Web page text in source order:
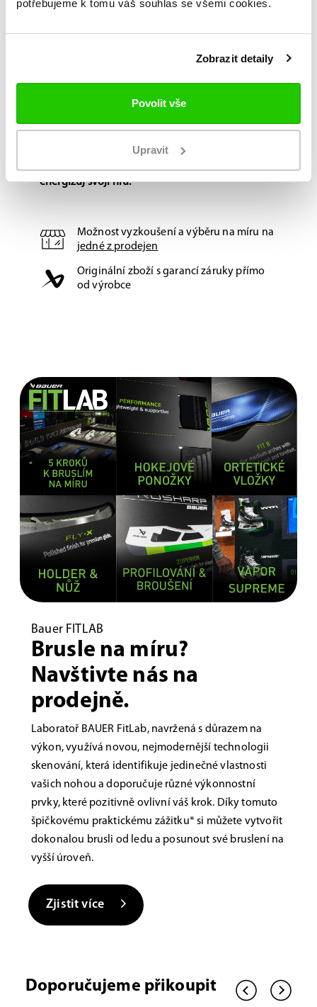
potřebujeme k tomu váš souhlas se všemi cookies.
Zobrazit detaily
Povolit vše
Upravit
ochrana, co nebolí.
ultralehkém provedení.
svěžest po celý zápas.
energizuj svoji hru.
Možnost vyzkoušení a výběru na míru na
jedné z prodejen
Originální zboží s garancí záruky přímo
od výrobce
Bauer FITLAB
Brusle na míru?
Navštivte nás na
prodejně.
Laboratoř BAUER FitLab, navržená s důrazem na
výkon, využívá novou, nejmodernější technologii
skenování, která identifikuje jedinečné vlastnosti
vašich nohou a doporučuje různé výkonnostní
prvky, které pozitivně ovlivní váš krok. Díky tomuto
špičkovému praktickému zážitku* si můžete vytvořit
dokonalou brusli od ledu a posunout své bruslení na
vyšší úroveň.
Zjistit více
Doporučujeme přikoupit